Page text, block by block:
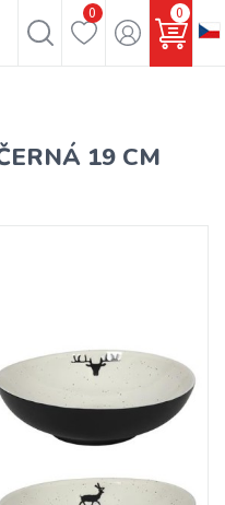
0 0
19 CM